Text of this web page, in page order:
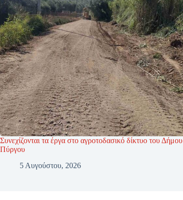
Συνεχίζονται τα έργα στο αγροτοδασικό δίκτυο του Δήμου
Πύργου
5 Αυγούστου, 2026